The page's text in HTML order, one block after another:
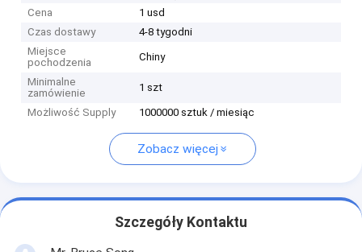
Cena
1 usd
Czas dostawy
4-8 tygodni
Miejsce
pochodzenia
Chiny
Minimalne
zamówienie
1 szt
Możliwość Supply 1000000 sztuk / miesiąc
Zobacz więcej
Szczegóły Kontaktu